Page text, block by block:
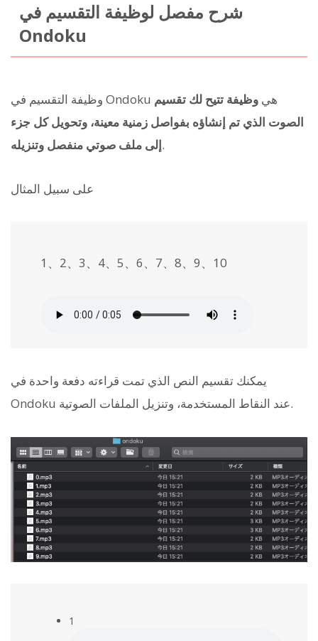
شرح مفصل لوظيفة التقسيم في
Ondoku
وظيفة التقسيم في Ondoku هي وظيفة تتيح لك تقسيم
الصوت الذي تم إنشاؤه بفواصل زمنية معينة، وتحويل كل جزء
إلى ملف صوتي منفصل وتنزيله.
على سبيل المثال
1、2、3、4、5、6、7、8、9、10
يمكنك تقسيم النص الذي تمت قراءته دفعة واحدة في
Ondoku عند النقاط المستخدمة، وتنزيل الملفات الصوتية.
1